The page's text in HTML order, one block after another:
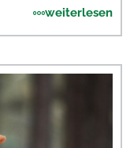
weiterlesen